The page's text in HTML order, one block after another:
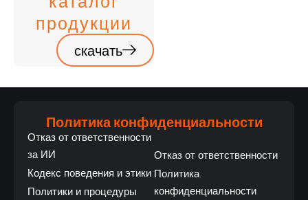
продукции
скачать
Политика конфиденциальности
Отказ от ответственности
за ИИ
Кодекс поведения и этики
Политики и процедуры
Отказ от ответственности
Политика
конфиденциальности